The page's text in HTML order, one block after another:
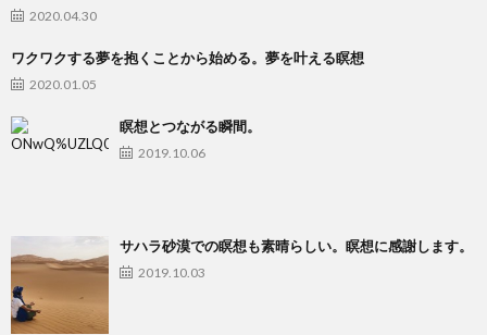
2020.04.30
ワクワクする夢を抱くことから始める。夢を叶える瞑想
2020.01.05
瞑想とつながる瞬間。
2019.10.06
サハラ砂漠での瞑想も素晴らしい。瞑想に感謝します。
2019.10.03